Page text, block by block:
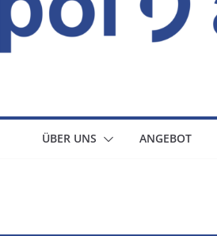
ÜBER UNS ANGEBOT